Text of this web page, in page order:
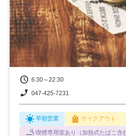
6:30～22:30
047-425-7231
早朝営業 テイクアウト
喫煙専用室あり（加熱式たばこ含